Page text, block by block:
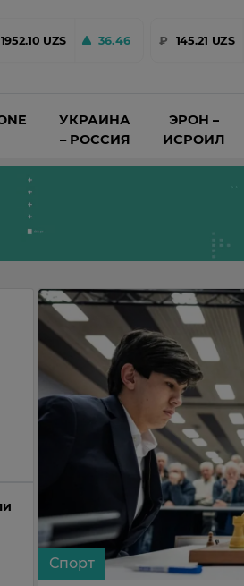
UZS 36.46 ₽ 145.21 UZS
УКРАИНА
– РОССИЯ
ЭРОН –
ИСРОИЛ
Спорт